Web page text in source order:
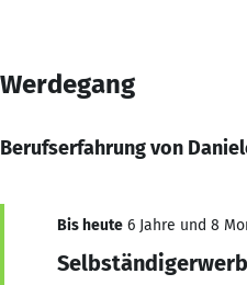
Werdegang
Berufserfahrung von
Bis heute 6 Jahre und 8